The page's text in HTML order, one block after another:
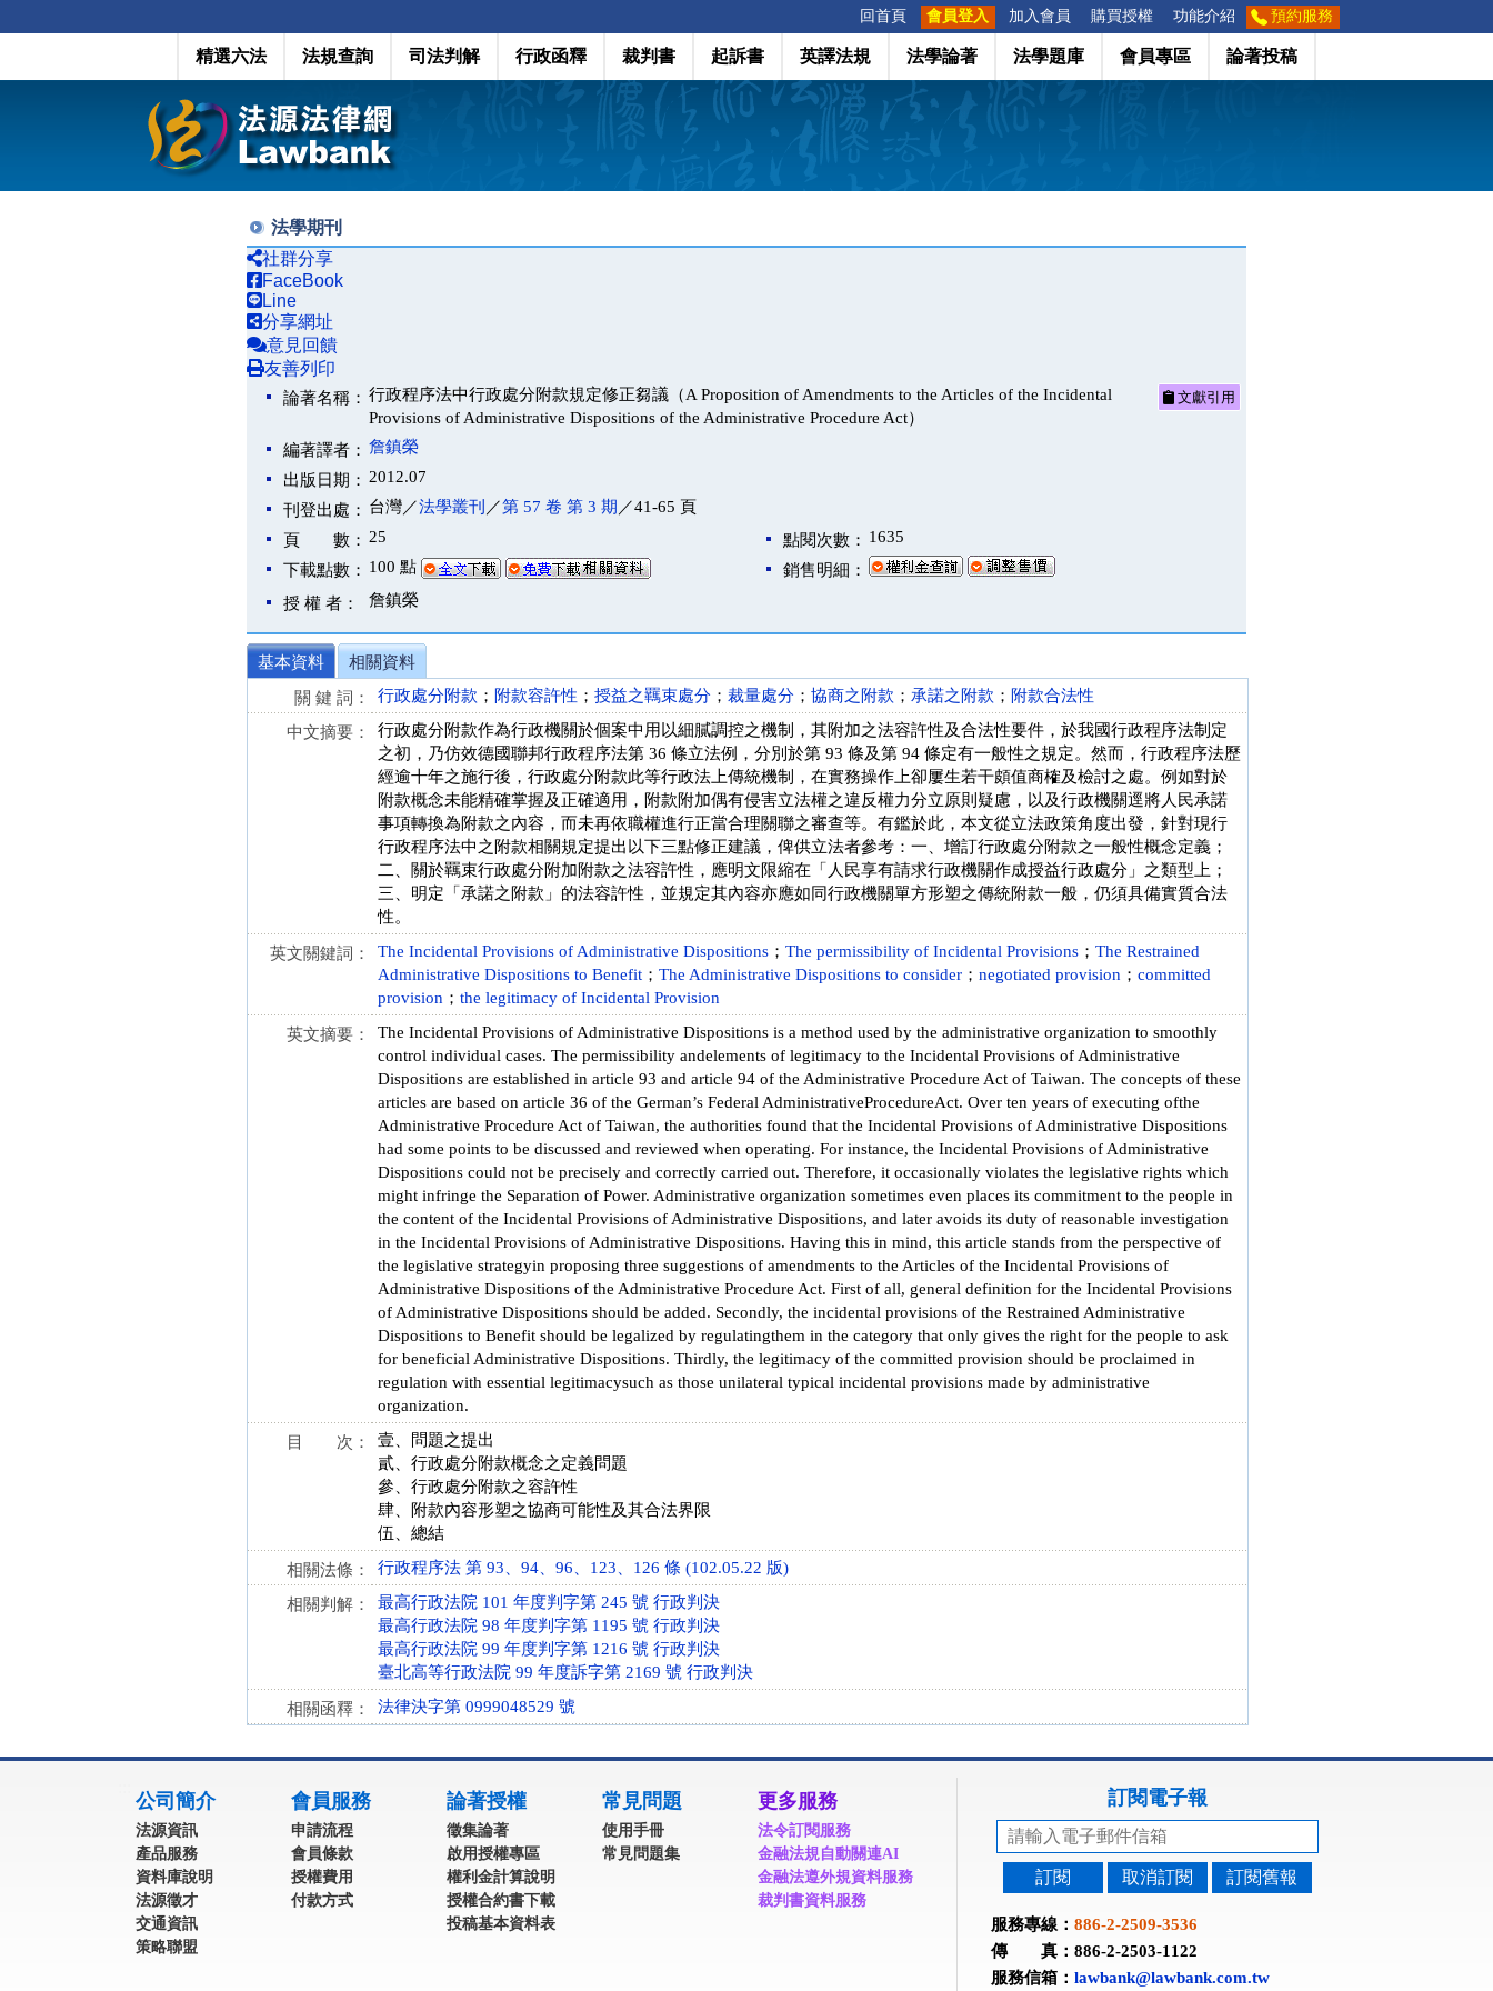
回首頁 會員登入 加入會員 購買授權 功能介紹 預約服務
精選六法 法規查詢 司法判解 行政函釋 裁判書 起訴書 英譯法規 法學論著 法學題庫 會員專區 論著投稿
法學期刊
社群分享
FaceBook
Line
分享網址
意見回饋
友善列印
論著名稱： 行政程序法中行政處分附款規定修正芻議（A Proposition of Amendments to the Articles of the Incidental
Provisions of Administrative Dispositions of the Administrative Procedure Act）
文獻引用
編著譯者： 詹鎮榮
出版日期： 2012.07
刊登出處： 台灣／法學叢刊 ／第 57 卷 第 3 期 ／41-65 頁
頁 數： 25 點閱次數： 1635
下載點數： 100 點
銷售明細：
授 權 者：
詹鎮榮
基本資料
相關資料
關 鍵 詞：
行政處分附款 ； 附款容許性 ； 授益之羈束處分 ； 裁量處分 ； 協商之附款 ； 承諾之附款 ； 附款合法性
中文摘要：
行政處分附款作為行政機關於個案中用以細膩調控之機制，其附加之法容許性及合法性要件，於我國行政程序法制定
之初，乃仿效德國聯邦行政程序法第 36 條立法例，分別於第 93 條及第 94 條定有一般性之規定。然而，行政程序法歷
經逾十年之施行後，行政處分附款此等行政法上傳統機制，在實務操作上卻屢生若干頗值商榷及檢討之處。例如對於
附款概念未能精確掌握及正確適用，附款附加偶有侵害立法權之違反權力分立原則疑慮，以及行政機關逕將人民承諾
事項轉換為附款之內容，而未再依職權進行正當合理關聯之審查等。有鑑於此，本文從立法政策角度出發，針對現行
行政程序法中之附款相關規定提出以下三點修正建議，俾供立法者參考：一、增訂行政處分附款之一般性概念定義；
二、關於羈束行政處分附加附款之法容許性，應明文限縮在「人民享有請求行政機關作成授益行政處分」之類型上；
三、明定「承諾之附款」的法容許性，並規定其內容亦應如同行政機關單方形塑之傳統附款一般，仍須具備實質合法
性。
英文關鍵詞： The Incidental Provisions of Administrative Dispositions ； The permissibility of Incidental Provisions ； The Restrained
Administrative Dispositions to Benefit ； The Administrative Dispositions to consider ； negotiated provision ； committed
provision ； the legitimacy of Incidental Provision
英文摘要：
The Incidental Provisions of Administrative Dispositions is a method used by the administrative organization to smoothly
control individual cases. The permissibility andelements of legitimacy to the Incidental Provisions of Administrative
Dispositions are established in article 93 and article 94 of the Administrative Procedure Act of Taiwan. The concepts of these
articles are based on article 36 of the German’s Federal AdministrativeProcedureAct. Over ten years of executing ofthe
Administrative Procedure Act of Taiwan, the authorities found that the Incidental Provisions of Administrative Dispositions
had some points to be discussed and reviewed when operating. For instance, the Incidental Provisions of Administrative
Dispositions could not be precisely and correctly carried out. Therefore, it occasionally violates the legislative rights which
might infringe the Separation of Power. Administrative organization sometimes even places its commitment to the people in
the content of the Incidental Provisions of Administrative Dispositions, and later avoids its duty of reasonable investigation
in the Incidental Provisions of Administrative Dispositions. Having this in mind, this article stands from the perspective of
the legislative strategyin proposing three suggestions of amendments to the Articles of the Incidental Provisions of
Administrative Dispositions of the Administrative Procedure Act. First of all, general definition for the Incidental Provisions
of Administrative Dispositions should be added. Secondly, the incidental provisions of the Restrained Administrative
Dispositions to Benefit should be legalized by regulatingthem in the category that only gives the right for the people to ask
for beneficial Administrative Dispositions. Thirdly, the legitimacy of the committed provision should be proclaimed in
regulation with essential legitimacysuch as those unilateral typical incidental provisions made by administrative
organization.
目 次：
壹、問題之提出
貳、行政處分附款概念之定義問題
參、行政處分附款之容許性
肆、附款內容形塑之協商可能性及其合法界限
伍、總結
相關法條： 行政程序法 第 93、94、96、123、126 條 (102.05.22 版)
相關判解：
最高行政法院 101 年度判字第 245 號 行政判決
最高行政法院 98 年度判字第 1195 號 行政判決
最高行政法院 99 年度判字第 1216 號 行政判決
臺北高等行政法院 99 年度訴字第 2169 號 行政判決
相關函釋： 法律決字第 0999048529 號
公司簡介
法源資訊
產品服務
資料庫說明
法源徵才
交通資訊
策略聯盟
會員服務
申請流程
會員條款
授權費用
付款方式
論著授權
徵集論著
啟用授權專區
權利金計算說明
授權合約書下載
投稿基本資料表
常見問題
使用手冊
常見問題集
更多服務
法令訂閱服務
金融法規自動關連AI
金融法遵外規資料服務
裁判書資料服務
訂閱電子報
訂閱 取消訂閱 訂閱舊報
服務專線： 886-2-2509-3536
傳 真：886-2-2503-1122
服務信箱： lawbank@lawbank.com.tw